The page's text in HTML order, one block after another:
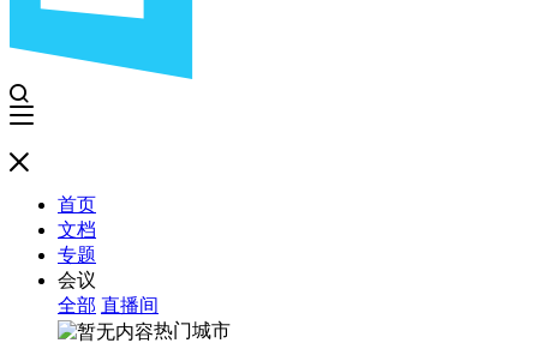
首页
文档
专题
会议
全部 直播间
热门城市